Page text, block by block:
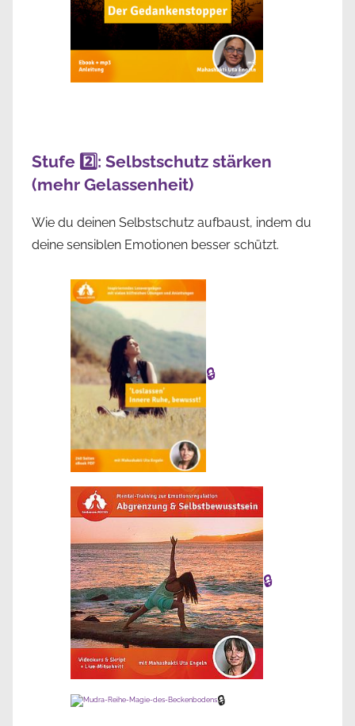
Stufe 2️⃣: Selbstschutz stärken
(mehr Gelassenheit)
Wie du deinen Selbstschutz aufbaust, indem du
deine sensiblen Emotionen besser schützt.
🔒
🔒
🔒